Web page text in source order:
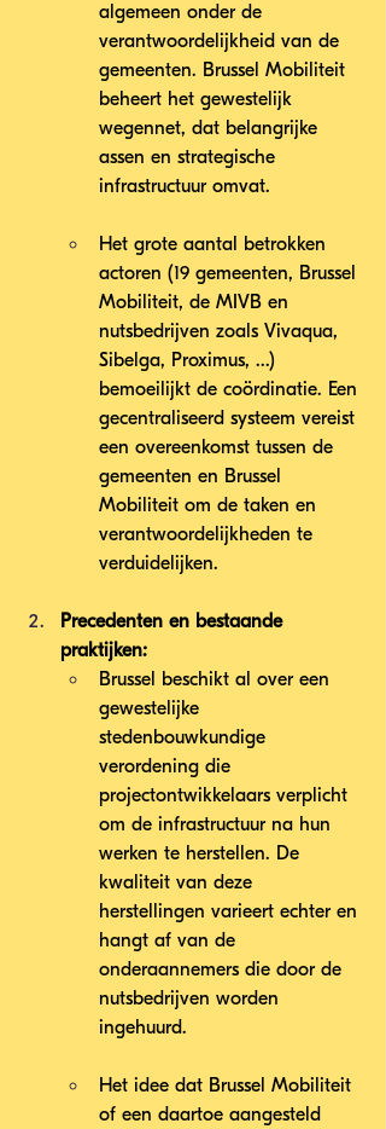
algemeen onder de
verantwoordelijkheid van de
gemeenten. Brussel Mobiliteit
beheert het gewestelijk
wegennet, dat belangrijke
assen en strategische
infrastructuur omvat.
Het grote aantal betrokken
actoren (19 gemeenten, Brussel
Mobiliteit, de MIVB en
nutsbedrijven zoals Vivaqua,
Sibelga, Proximus, ...)
bemoeilijkt de coördinatie. Een
gecentraliseerd systeem vereist
een overeenkomst tussen de
gemeenten en Brussel
Mobiliteit om de taken en
verantwoordelijkheden te
verduidelijken.
Precedenten en bestaande
praktijken:
Brussel beschikt al over een
gewestelijke
stedenbouwkundige
verordening die
projectontwikkelaars verplicht
om de infrastructuur na hun
werken te herstellen. De
kwaliteit van deze
herstellingen varieert echter en
hangt af van de
onderaannemers die door de
nutsbedrijven worden
ingehuurd.
Het idee dat Brussel Mobiliteit
of een daartoe aangesteld